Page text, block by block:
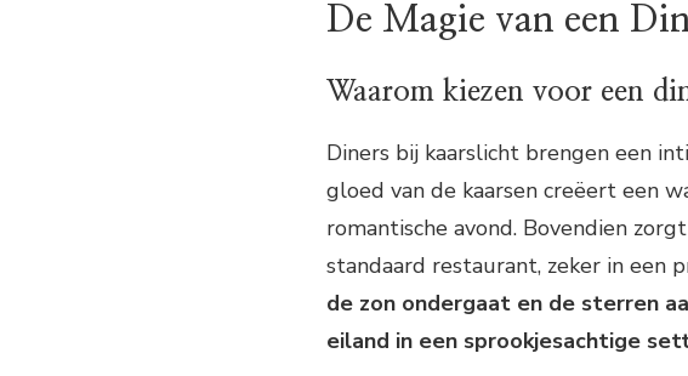
De Magie van een
Waarom kiezen voor een
Diners bij kaarslicht brengen een
gloed van de kaarsen creëert een
romantische avond. Bovendien
standaard restaurant, zeker in een
de zon ondergaat en de sterren
eiland in een sprookjesachtige